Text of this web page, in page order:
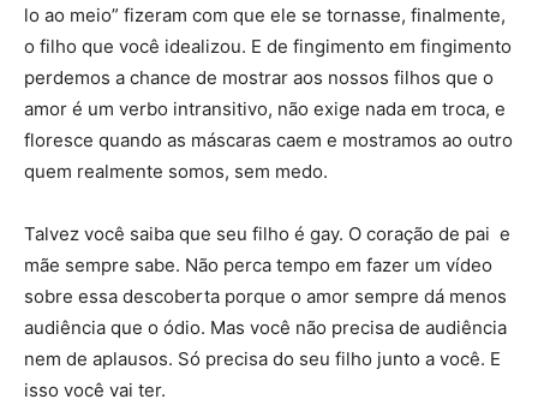
lo ao meio” fizeram com que ele se tornasse, finalmente,
o filho que você idealizou. E de fingimento em fingimento
perdemos a chance de mostrar aos nossos filhos que o
amor é um verbo intransitivo, não exige nada em troca, e
floresce quando as máscaras caem e mostramos ao outro
quem realmente somos, sem medo.
Talvez você saiba que seu filho é gay. O coração de pai e
mãe sempre sabe. Não perca tempo em fazer um vídeo
sobre essa descoberta porque o amor sempre dá menos
audiência que o ódio. Mas você não precisa de audiência
nem de aplausos. Só precisa do seu filho junto a você. E
isso você vai ter.